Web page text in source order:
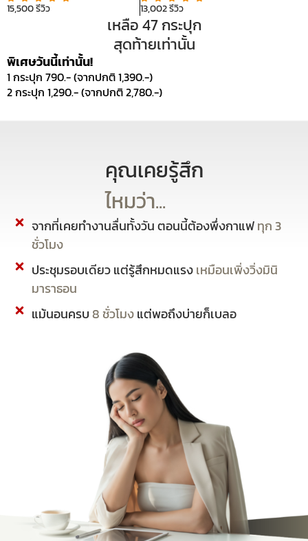
15,500 รีวิว 13,002 รีวิว
เหลือ 47 กระปุก
สุดท้ายเท่านั้น
พิเศษวันนี้เท่านั้น!
1 กระปุก 790.- (จากปกติ 1,390.-)
2 กระปุก 1,290.- (จากปกติ 2,780.-)
คุณเคยรู้สึก
ไหมว่า...
จากที่เคยทำงานลื่นทั้งวัน ตอนนี้ต้องพึ่งกาแฟทุก 3
ชั่วโมง
ประชุมรอบเดียว แต่รู้สึกหมดแรงเหมือนเพิ่งวิ่งมินิ
มาราธอน
แม้นอนครบ8 ชั่วโมงแต่พอถึงบ่ายก็เบลอ